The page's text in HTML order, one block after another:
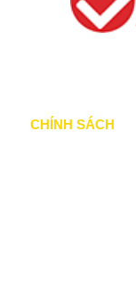
CHÍNH SÁCH